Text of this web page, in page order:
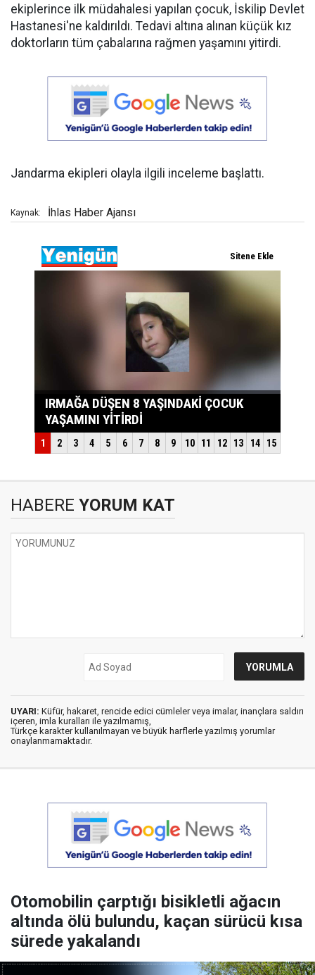
ekiplerince ilk müdahalesi yapılan çocuk, İskilip Devlet
Hastanesi'ne kaldırıldı. Tedavi altına alınan küçük kız
doktorların tüm çabalarına rağmen yaşamını yitirdi.
Jandarma ekipleri olayla ilgili inceleme başlattı.
Kaynak: İhlas Haber Ajansı
HABERE YORUM KAT
UYARI: Küfür, hakaret, rencide edici cümleler veya imalar, inançlara saldırı
içeren, imla kuralları ile yazılmamış,
Türkçe karakter kullanılmayan ve büyük harflerle yazılmış yorumlar
onaylanmamaktadır.
Otomobilin çarptığı bisikletli ağacın
altında ölü bulundu, kaçan sürücü kısa
sürede yakalandı